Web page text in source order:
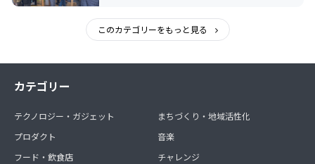
このカテゴリーをもっと見る
カテゴリー
テクノロジー・ガジェット
プロダクト
フード・飲食店
まちづくり・地域活性化
音楽
チャレンジ